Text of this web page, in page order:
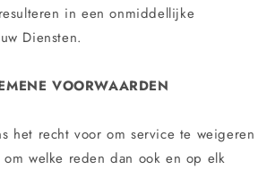
in een onmiddellijke
Diensten.
VOORWAARDEN
het recht voor om service te weigeren
welke reden dan ook en op elk